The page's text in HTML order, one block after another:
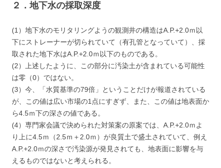
２．地下水の採取深度
(1）地下水のモリタリングようの観測井の構造はA.P.+2.0ｍ以
下にストレーナーが切られていて（有孔管となっていて）、採
取された地下水はA.P.+2.0ｍ以下のものである。
(2）上述したように、この部分に汚染土が含まれている可能性
は零（0）ではない。
(3）今、「水質基準の79倍」ということだけが報道されている
が、この値は広い市場の1点にすぎず、また、この値は地表面か
ら4.5ｍ下の深さの値である。
(4）専門家会議で決められた対策案の原案では、A.P.+2.0ｍよ
り上に4.5ｍ（2.5ｍ＋2.0ｍ）が良質土で盛土されていて、例え
A.P.+2.0ｍの深さで汚染源が発見されても、地表面に影響を与
えるものではないと考えられる。